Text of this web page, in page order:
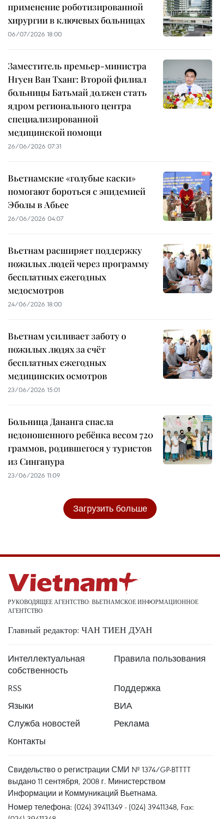
применение роботизированной
хирургии в ключевых больницах
06/07/2026 18:00
Заместитель премьер-министра
Нгуен Ван Тханг: Второй филиал
больницы Батьмай должен стать
ядром регионального центра
специализированной
медицинской помощи
26/06/2026 07:31
Вьетнамские «голубые каски»
помогают бороться с эпидемией
Эболы в Абьее
26/06/2026 04:07
Вьетнам расширяет поддержку
пожилых людей через программу
бесплатных ежегодных
медосмотров
24/06/2026 18:00
Вьетнам усиливает заботу о
пожилых людях за счёт
бесплатных ежегодных
медицинских осмотров
23/06/2026 15:01
Больница Дананга спасла
недоношенного ребёнка весом 720
граммов, родившегося у туристов
из Сингапура
23/06/2026 11:09
Загрузить больше
РУКОВОДЯЩЕЕ АГЕНТСТВО: ВЬЕТНАМСКОЕ ИНФОРМАЦИОННОЕ
АГЕНТСТВО
Главный редактор: ЧАН ТИЕН ДУАН
Интеллектуальная
собственность
Правила пользования
RSS
Поддержка
Языки
ВИА
Служба новостей
Реклама
Контакты
Свидельство о регистрации СМИ № 1374/GP-BTTTT
выдано 11 сентября, 2008 г. Министерством
Информации и Коммуникаций Вьетнама.
Номер телефона: (024) 39411349 - (024) 39411348, Fax: